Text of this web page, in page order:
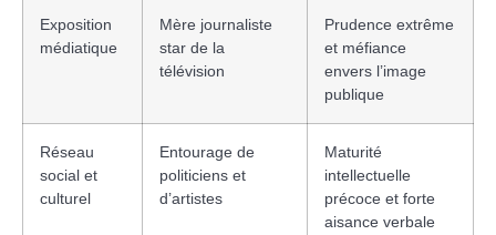
Exposition
médiatique
Mère journaliste
star de la
télévision
Prudence extrême
et méfiance
envers l’image
publique
Réseau
social et
culturel
Entourage de
politiciens et
d’artistes
Maturité
intellectuelle
précoce et forte
aisance verbale